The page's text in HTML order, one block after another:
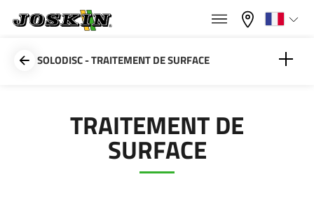
Menu
GAMME
×
×
Sélectionnez votre langue
English
SOLODISC - TRAITEMENT DE SURFACE
TRAITEMENT DE
SURFACE